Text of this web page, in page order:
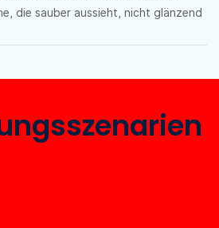
die sauber aussieht, nicht glänzend